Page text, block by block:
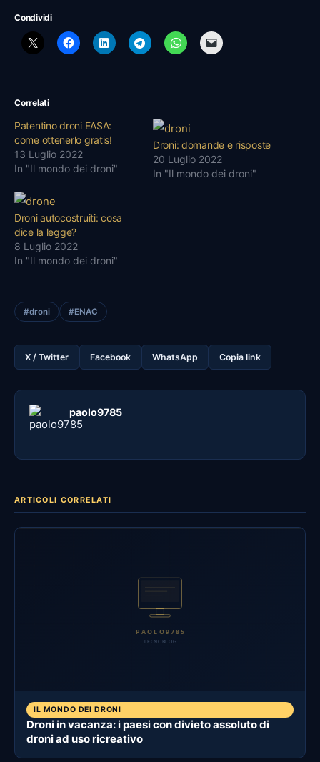
Condividi
Correlati
Patentino droni EASA:
come ottenerlo gratis!
13 Luglio 2022
In "Il mondo dei droni"
Droni: domande e risposte
20 Luglio 2022
In "Il mondo dei droni"
Droni autocostruiti: cosa
dice la legge?
8 Luglio 2022
In "Il mondo dei droni"
#droni #ENAC
X / Twitter Facebook WhatsApp Copia link
paolo9785
ARTICOLI CORRELATI
IL MONDO DEI DRONI
Droni in vacanza: i paesi con divieto assoluto di
droni ad uso ricreativo